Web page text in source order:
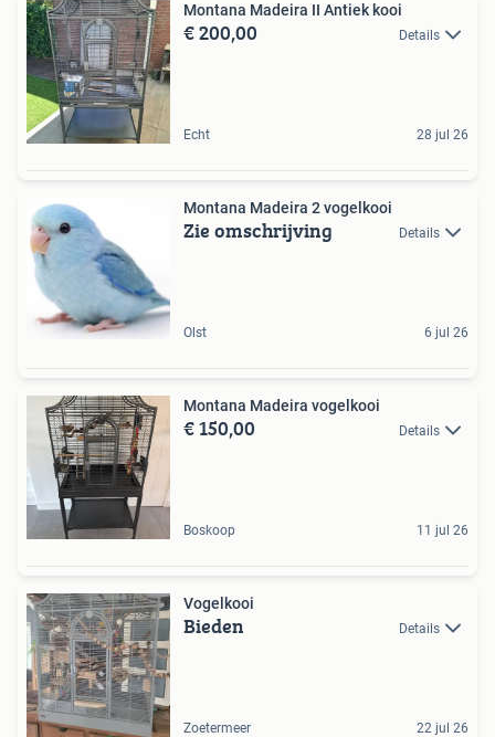
Montana Madeira II Antiek kooi
€ 200,00 Details
Echt 28 jul 26
Montana Madeira 2 vogelkooi
Zie omschrijving Details
Olst 6 jul 26
Montana Madeira vogelkooi
€ 150,00 Details
Boskoop 11 jul 26
Vogelkooi
Bieden Details
Zoetermeer 22 jul 26